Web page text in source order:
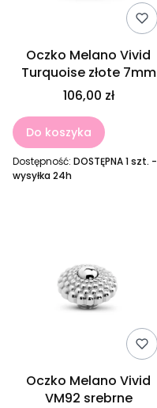
Oczko Melano Vivid
Turquoise złote 7mm
106,00 zł
Do koszyka
Dostępność: DOSTĘPNA 1 szt. -
wysyłka 24h
Oczko Melano Vivid
VM92 srebrne